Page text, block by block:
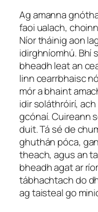
Ag amanna
faoi ualach,
Níor tháinig aon
idirghníomhú. Bhí
bheadh leat an
linn cearrbhaisc
mór a bhaint
idir soláthróirí,
gcónaí. Cuireann
duit. Tá sé de
ghuthán póca,
theach, agus an
bheadh agat ar
tábhachtach do
ag taisteal go